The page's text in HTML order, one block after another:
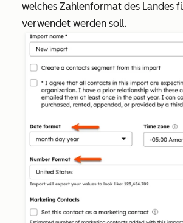
welches Zahlenformat des Landes
verwendet werden soll.